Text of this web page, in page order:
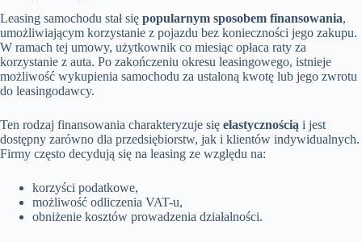
Leasing samochodu stał się popularnym sposobem finansowania,
umożliwiającym korzystanie z pojazdu bez konieczności jego zakupu.
W ramach tej umowy, użytkownik co miesiąc opłaca raty za
korzystanie z auta. Po zakończeniu okresu leasingowego, istnieje
możliwość wykupienia samochodu za ustaloną kwotę lub jego zwrotu
do leasingodawcy.
Ten rodzaj finansowania charakteryzuje się elastycznością i jest
dostępny zarówno dla przedsiębiorstw, jak i klientów indywidualnych.
Firmy często decydują się na leasing ze względu na:
korzyści podatkowe,
możliwość odliczenia VAT-u,
obniżenie kosztów prowadzenia działalności.